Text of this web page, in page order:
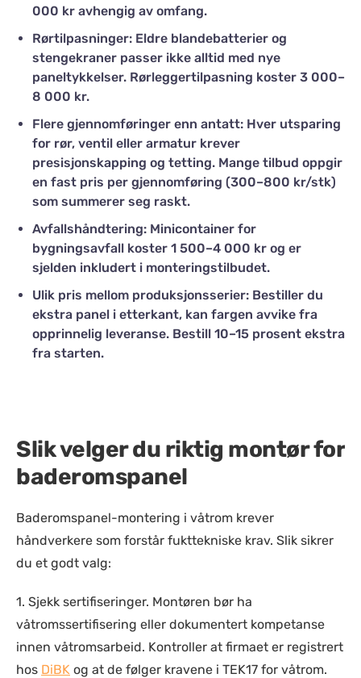
000 kr avhengig av omfang.
Rørtilpasninger: Eldre blandebatterier og
stengekraner passer ikke alltid med nye
paneltykkelser. Rørleggertilpasning koster 3 000–
8 000 kr.
Flere gjennomføringer enn antatt: Hver utsparing
for rør, ventil eller armatur krever
presisjonskapping og tetting. Mange tilbud oppgir
en fast pris per gjennomføring (300–800 kr/stk)
som summerer seg raskt.
Avfallshåndtering: Minicontainer for
bygningsavfall koster 1 500–4 000 kr og er
sjelden inkludert i monteringstilbudet.
Ulik pris mellom produksjonsserier: Bestiller du
ekstra panel i etterkant, kan fargen avvike fra
opprinnelig leveranse. Bestill 10–15 prosent ekstra
fra starten.
Slik velger du riktig montør for
baderomspanel
Baderomspanel-montering i våtrom krever
håndverkere som forstår fukttekniske krav. Slik sikrer
du et godt valg:
1. Sjekk sertifiseringer. Montøren bør ha
våtromssertifisering eller dokumentert kompetanse
innen våtromsarbeid. Kontroller at firmaet er registrert
hos DiBK og at de følger kravene i TEK17 for våtrom.